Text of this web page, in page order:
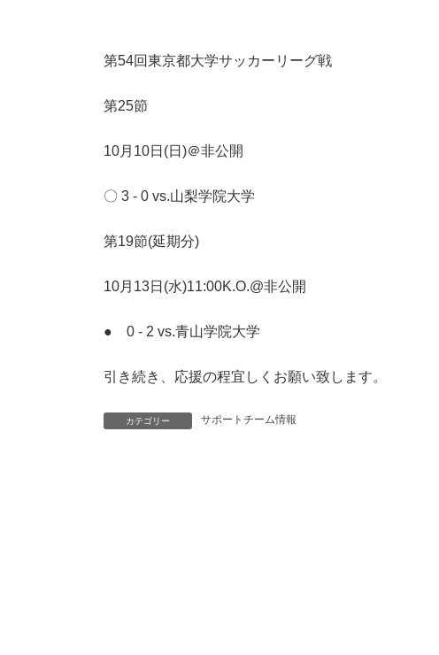
第54回東京都大学サッカーリーグ戦
第25節
10月10日(日)＠非公開
〇 3 - 0 vs.山梨学院大学
第19節(延期分)
10月13日(水)11:00K.O.@非公開
● 0 - 2 vs.青山学院大学
引き続き、応援の程宜しくお願い致します。
カテゴリー サポートチーム情報